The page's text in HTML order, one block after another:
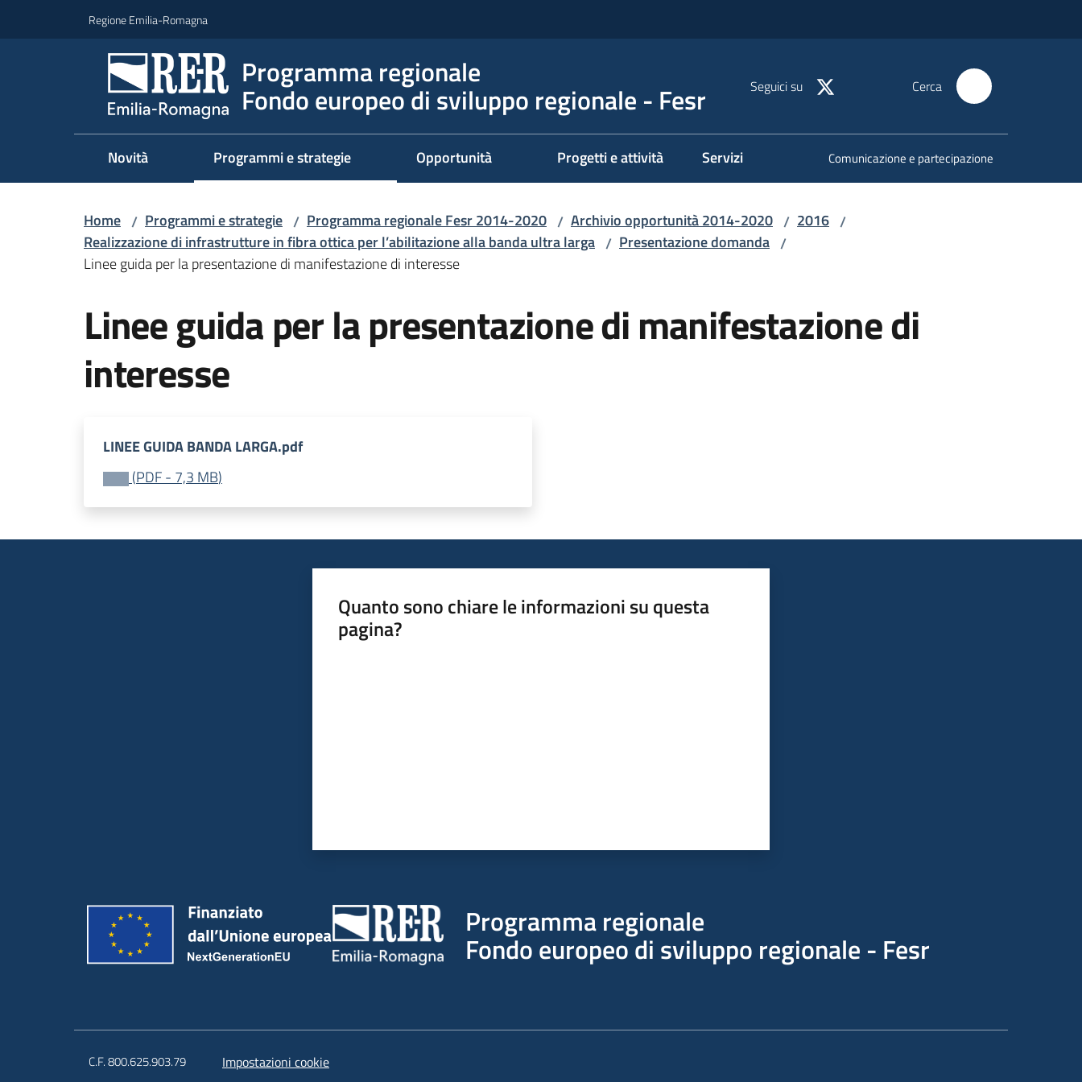
Regione Emilia-Romagna
Programma regionale
Fondo europeo di sviluppo regionale - Fesr Seguici su Cerca
Novità Programmi e strategie Opportunità Progetti e attività Servizi Comunicazione e partecipazione
Home / Programmi e strategie / Programma regionale Fesr 2014-2020 / Archivio opportunità 2014-2020 / 2016 /
Realizzazione di infrastrutture in fibra ottica per l’abilitazione alla banda ultra larga / Presentazione domanda /
Linee guida per la presentazione di manifestazione di interesse
Linee guida per la presentazione di manifestazione di
interesse
LINEE GUIDA BANDA LARGA.pdf
(PDF- 7,3 MB)
Quanto sono chiare le informazioni su questa
pagina?
Programma regionale
Fondo europeo di sviluppo regionale - Fesr
C.F. 800.625.903.79 Impostazioni cookie